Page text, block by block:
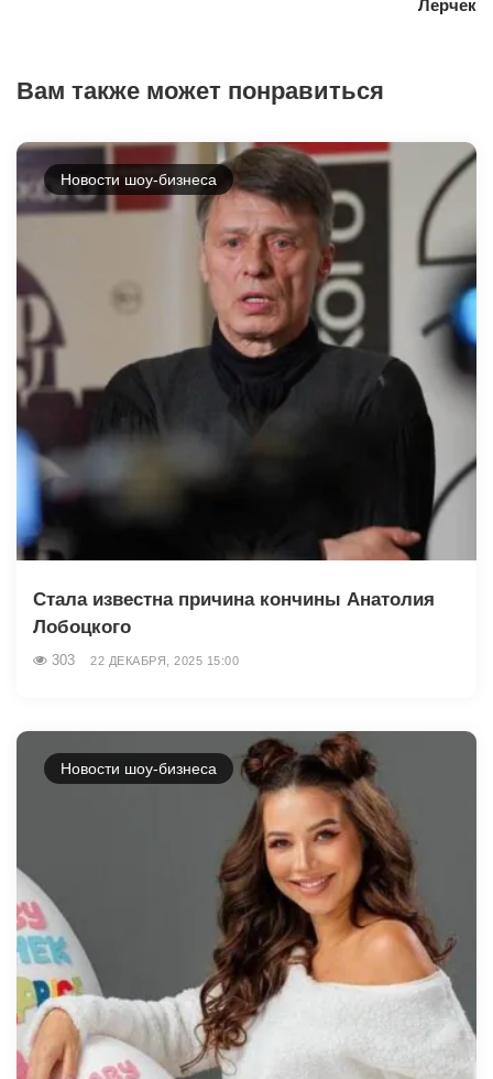
Лерчек
Вам также может понравиться
Новости шоу-бизнеса
Стала известна причина кончины Анатолия
Лобоцкого
303 22 ДЕКАБРЯ, 2025 15:00
Новости шоу-бизнеса